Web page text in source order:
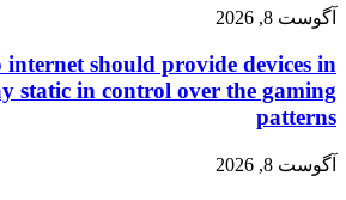
آگوست 8, 2026
internet should provide devices in
static in control over the gaming
patterns
آگوست 8, 2026